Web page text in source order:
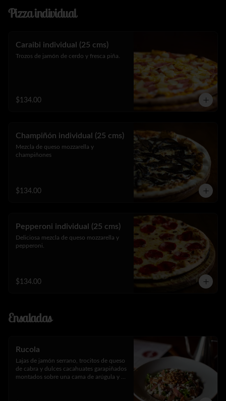
Pizza individual
Caraibi individual (25 cms)
Trozos de jamón de cerdo y fresca piña.
$134.00
Champiñón individual (25 cms)
Mezcla de queso mozzarella y
champiñones
$134.00
Pepperoni individual (25 cms)
Deliciosa mezcla de queso mozzarella y
pepperoni.
$134.00
Ensaladas
Rucola
Lajas de jamón serrano, trocitos de queso
de cabra y dulces cacahuates garapiñados
montados sobre una cama de arúgula y